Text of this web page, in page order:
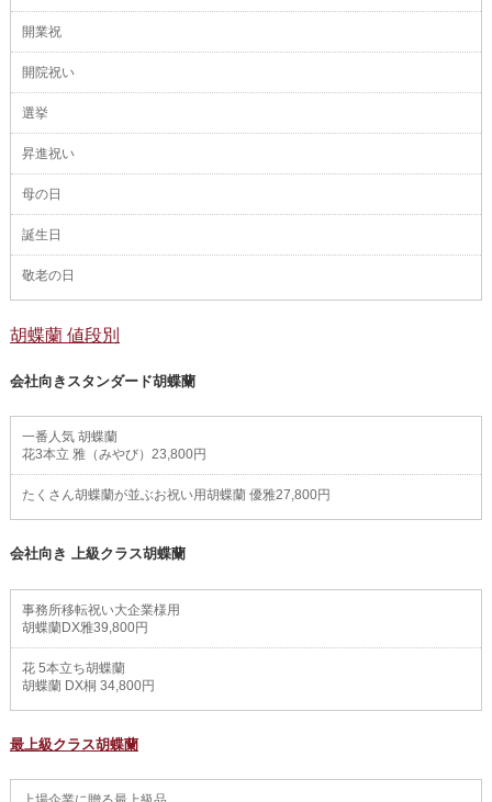
開業祝
開院祝い
選挙
昇進祝い
母の日
誕生日
敬老の日
胡蝶蘭 値段別
会社向きスタンダード胡蝶蘭
一番人気 胡蝶蘭
花3本立 雅（みやび）23,800円
たくさん胡蝶蘭が並ぶお祝い用胡蝶蘭 優雅27,800円
会社向き 上級クラス胡蝶蘭
事務所移転祝い大企業様用
胡蝶蘭DX雅39,800円
花 5本立ち胡蝶蘭
胡蝶蘭 DX桐 34,800円
最上級クラス胡蝶蘭